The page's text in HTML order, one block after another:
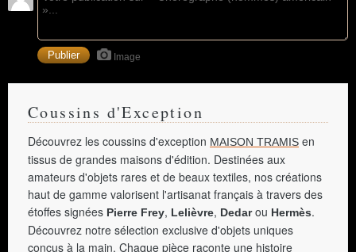
Image
Coussins d'Exception
Découvrez les coussins d'exception MAISON TRAMIS en
tissus de grandes maisons d'édition. Destinées aux
amateurs d'objets rares et de beaux textiles, nos créations
haut de gamme valorisent l'artisanat français à travers des
étoffes signées Pierre Frey, Lelièvre, Dedarou Hermès.
Découvrez notre sélection exclusive d'objets uniques
conçus à la main. Chaque pièce raconte une histoire